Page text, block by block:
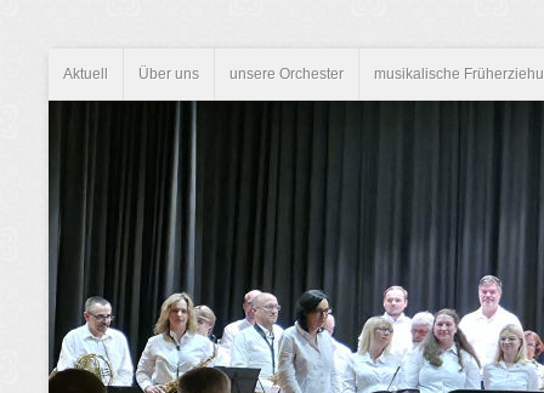
Aktuell Über uns unsere Orchester musikalische